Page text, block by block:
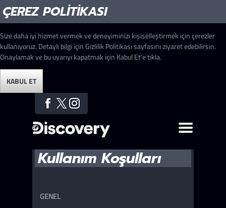
ÇEREZ POLITIKASI
Size daha iyi hizmet vermek ve deneyiminizi kişiselleştirmek için çerezler
kullanıyoruz. Detaylı bilgi için Gizlilik Politikası sayfasını ziyaret edebilirsin.
Onaylamak ve bu uyarıyı kapatmak için Kabul Et'e tıkla.
KABUL ET
Kullanım Koşulları
GENEL